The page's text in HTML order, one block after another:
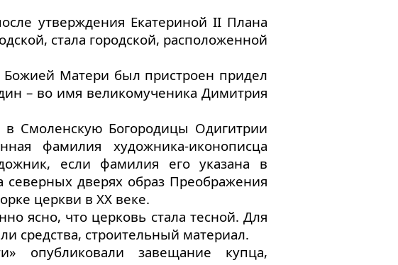
утверждения Екатериной II Плана
стала городской, расположенной
Божией Матери был пристроен придел
– во имя великомученика Димитрия
Смоленскую Богородицы Одигитрии
фамилия художника-иконописца
если фамилия его указана в
дверях образ Преображения
церкви в ХХ веке.
ясно, что церковь стала тесной. Для
средства, строительный материал.
опубликовали завещание купца,